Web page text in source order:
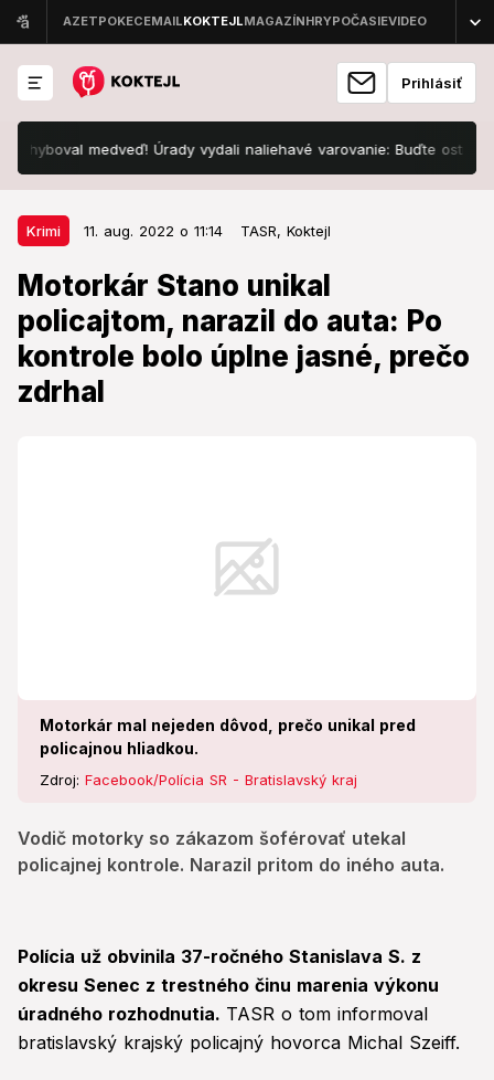
Prihlásiť
medveď! Úrady vydali naliehavé varovanie: Buďte ostražití!
Krimi 11. aug. 2022 o 11:14 TASR, Koktejl
Motorkár Stano unikal
policajtom, narazil do auta: Po
kontrole bolo úplne jasné, prečo
zdrhal
Motorkár mal nejeden dôvod, prečo unikal pred
policajnou hliadkou.
Zdroj: Facebook/Polícia SR - Bratislavský kraj
Vodič motorky so zákazom šoférovať utekal
policajnej kontrole. Narazil pritom do iného auta.
Krimi 11. aug. 2022 o 11:14
Motorkár Stano unikal policajtom,
narazil do auta: Po kontrole bolo
úplne jasné, prečo zdrhal
Vodič motorky so zákazom šoférovať utekal
Polícia už obvinila 37-ročného Stanislava S. z
okresu Senec z trestného činu marenia výkonu
úradného rozhodnutia. TASR o tom informoval
bratislavský krajský policajný hovorca Michal Szeiff.